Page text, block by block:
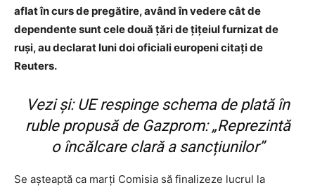
aflat în curs de pregătire, având în vedere cât de
dependente sunt cele două țări de țițeiul furnizat de
ruși, au declarat luni doi oficiali europeni citați de
Reuters.
Vezi și: UE respinge schema de plată în
ruble propusă de Gazprom: „Reprezintă
o încălcare clară a sancțiunilor”
Se așteaptă ca marți Comisia să finalizeze lucrul la